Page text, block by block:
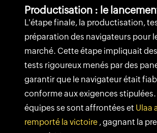
Productisation : le
L'étape finale, la productisation,
préparation des navigateurs pour
marché. Cette étape impliquait
tests rigoureux menés par des
garantir que le navigateur était
conforme aux exigences stipulées.
équipes se sont affrontées et Ulaa
remporté la victoire , gagnant la